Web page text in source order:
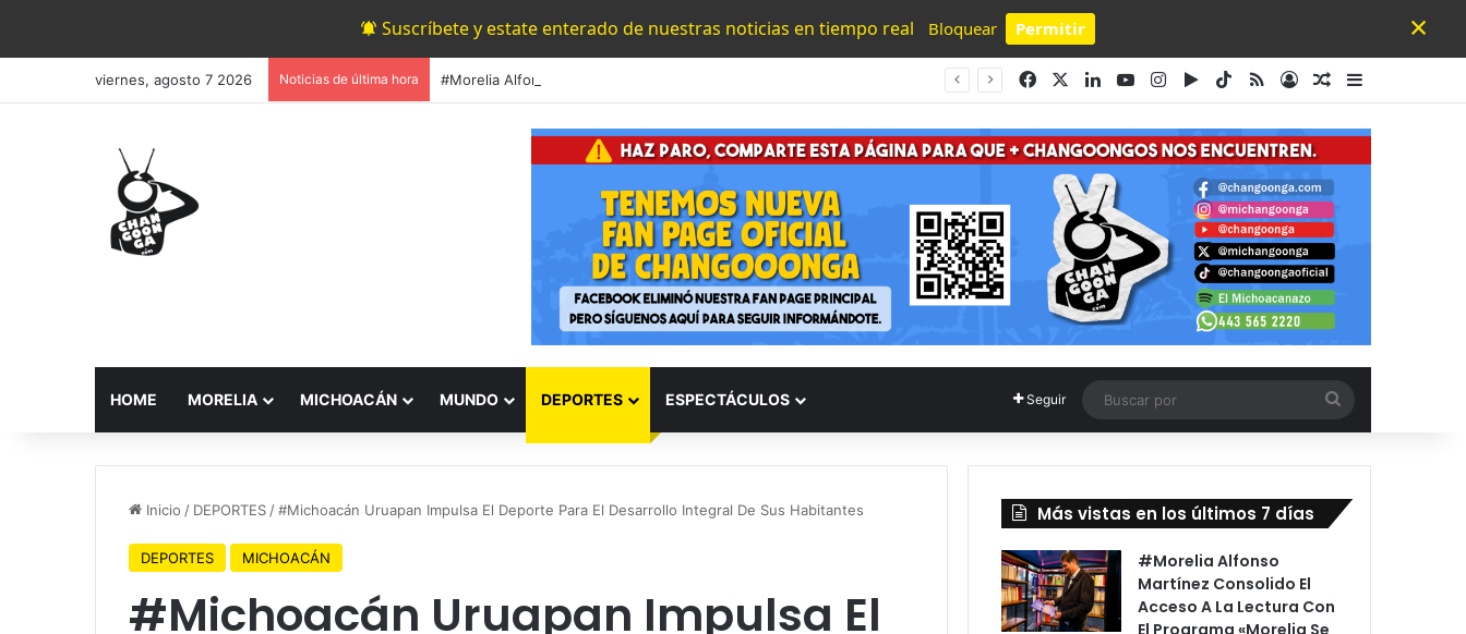
Suscríbete y estate enterado de nuestras noticias en tiempo real Bloquear Permitir
Powered by SendPulse
×
viernes, agosto 7 2026 Noticias de última hora FacebookLinkedInYouTubeInstagram
Google Play
TikTok
RSSAccesoPublicación al
Barra lateral
HOME MORELIA MICHOACÁN MUNDO DEPORTES ESPECTÁCULOS Seguir
por
Inicio / DEPORTES /#Michoacán Uruapan Impulsa El Deporte Para El Desarrollo Integral De Sus Habitantes
DEPORTES MICHOACÁN
#Michoacán Uruapan Impulsa El
Más vistas en los últimos 7 días
#Morelia Alfonso
Martínez Consolido El
Acceso A La Lectura Con
El Programa «Morelia Se